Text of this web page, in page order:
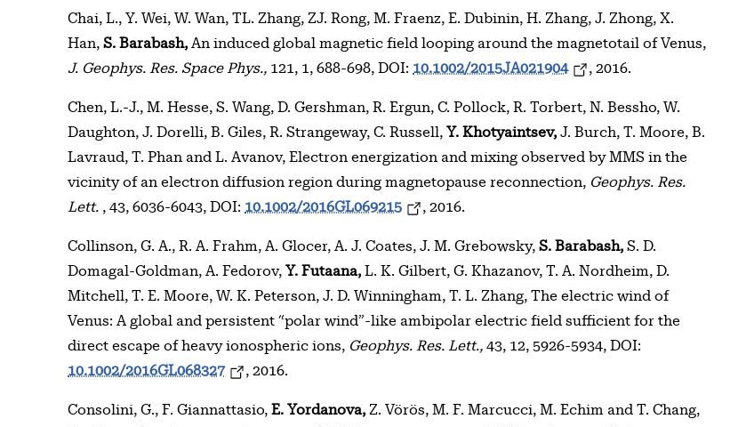
Chai, L., Y. Wei, W. Wan, TL. Zhang, ZJ. Rong, M. Fraenz, E. Dubinin, H. Zhang, J. Zhong, X.
Han, S. Barabash, An induced global magnetic field looping around the magnetotail of Venus,
J. Geophys. Res. Space Phys., 121, 1, 688-698, DOI: 10.1002/2015JA021904 , 2016.
Chen, L.-J., M. Hesse, S. Wang, D. Gershman, R. Ergun, C. Pollock, R. Torbert, N. Bessho, W.
Daughton, J. Dorelli, B. Giles, R. Strangeway, C. Russell, Y. Khotyaintsev, J. Burch, T. Moore, B.
Lavraud, T. Phan and L. Avanov, Electron energization and mixing observed by MMS in the
vicinity of an electron diffusion region during magnetopause reconnection, Geophys. Res.
Lett. , 43, 6036-6043, DOI: 10.1002/2016GL069215 , 2016.
Collinson, G. A., R. A. Frahm, A. Glocer, A. J. Coates, J. M. Grebowsky, S. Barabash, S. D.
Domagal-Goldman, A. Fedorov, Y. Futaana, L. K. Gilbert, G. Khazanov, T. A. Nordheim, D.
Mitchell, T. E. Moore, W. K. Peterson, J. D. Winningham, T. L. Zhang, The electric wind of
Venus: A global and persistent “polar wind”-like ambipolar electric field sufficient for the
direct escape of heavy ionospheric ions, Geophys. Res. Lett., 43, 12, 5926-5934, DOI:
10.1002/2016GL068327
, 2016.
Consolini, G., F. Giannattasio, E. Yordanova, Z. Vörös, M. F. Marcucci, M. Echim and T. Chang,